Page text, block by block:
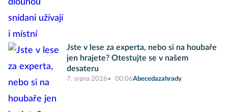
Jste v lese za experta, nebo si na houbaře
jen hrajete? Otestujte se v našem
desateru
7. srpna 2026 00:06Abecedazahrady